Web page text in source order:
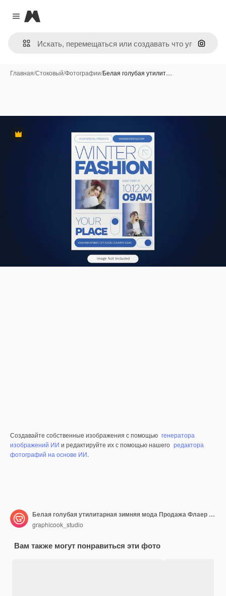
Close menu
Magnific
Поиск
Главная/Стоковый/Фотографии/Белая голубая утилит…
Премиум
Создавайте собственные изображения с помощью генератора
изображений ИИ и редактируйте их с помощью нашего редактора
фотографий на основе ИИ.
Белая голубая утилитарная зимняя мода Продажа Флаер социальных сетей
graphicook_studio
Вам также могут понравиться эти фото